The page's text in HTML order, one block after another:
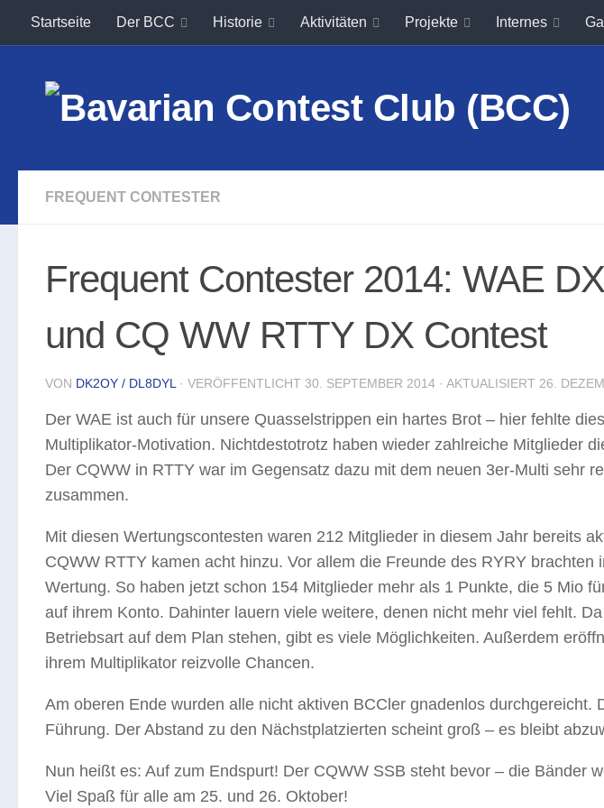
Unter dem Inhalt
Startseite Der BCC Historie Aktivitäten Projekte Internes
FREQUENT CONTESTER
Frequent Contester 2014: WAE
und CQ WW RTTY DX Contest
VON DK2OY / DL8DYL · VERÖFFENTLICHT 30. SEPTEMBER 2014 · AKTUALISIERT 26.
Der WAE ist auch für unsere Quasselstrippen ein hartes Brot – hier fehlte
Multiplikator-Motivation. Nichtdestotrotz haben wieder zahlreiche Mitglieder
Der CQWW in RTTY war im Gegensatz dazu mit dem neuen 3er-Multi sehr
zusammen.
Mit diesen Wertungscontesten waren 212 Mitglieder in diesem Jahr bereits
CQWW RTTY kamen acht hinzu. Vor allem die Freunde des RYRY brachten
Wertung. So haben jetzt schon 154 Mitglieder mehr als 1 Punkte, die 5 Mio
auf ihrem Konto. Dahinter lauern viele weitere, denen nicht mehr viel fehlt.
Betriebsart auf dem Plan stehen, gibt es viele Möglichkeiten. Außerdem
ihrem Multiplikator reizvolle Chancen.
Am oberen Ende wurden alle nicht aktiven BCCler gnadenlos durchgereicht.
Führung. Der Abstand zu den Nächstplatzierten scheint groß – es bleibt
Nun heißt es: Auf zum Endspurt! Der CQWW SSB steht bevor – die Bänder
Viel Spaß für alle am 25. und 26. Oktober!